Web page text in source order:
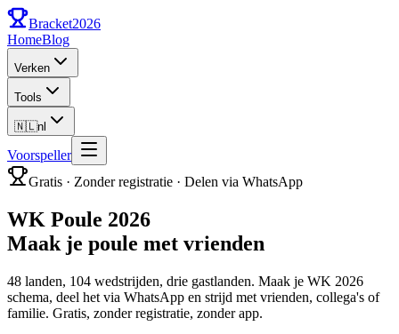
Bracket2026
HomeBlog
Verken
Tools
🇳🇱nl
Voorspeller
Gratis · Zonder registratie · Delen via WhatsApp
WK Poule 2026
Maak je poule met vrienden
48 landen, 104 wedstrijden, drie gastlanden. Maak je WK 2026
schema, deel het via WhatsApp en strijd met vrienden, collega's of
familie. Gratis, zonder registratie, zonder app.